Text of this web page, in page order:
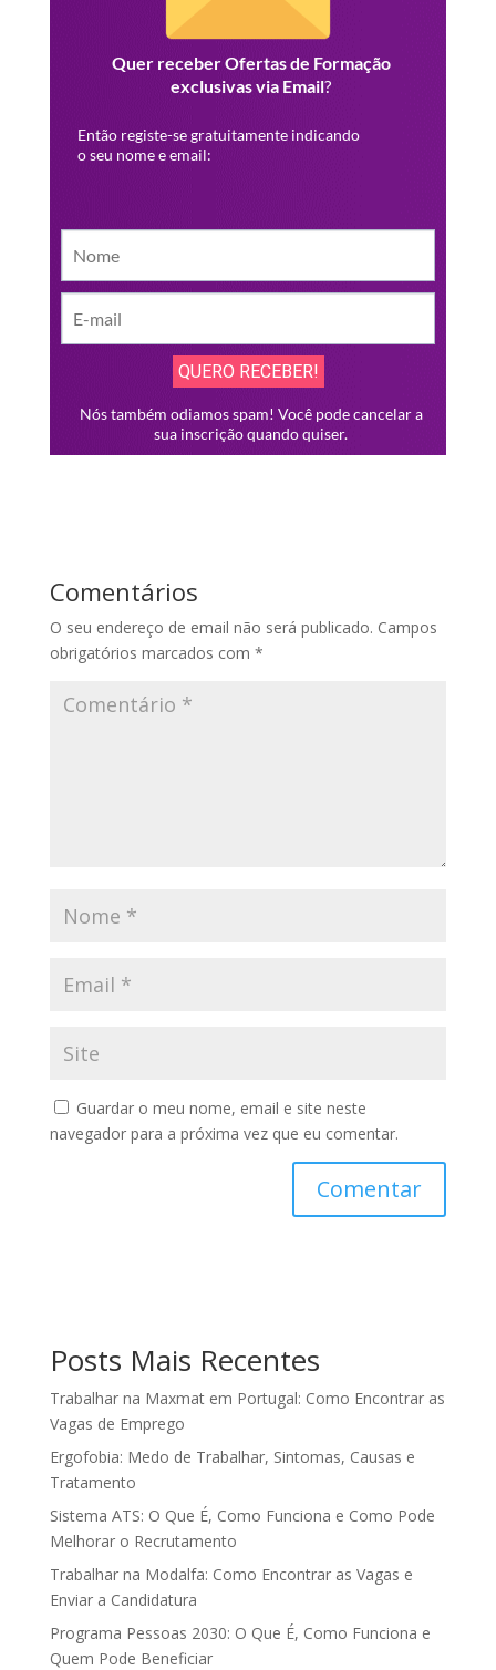
Comentários
O seu endereço de email não será publicado. Campos
obrigatórios marcados com *
Guardar o meu nome, email e site neste
navegador para a próxima vez que eu comentar.
Posts Mais Recentes
Trabalhar na Maxmat em Portugal: Como Encontrar as
Vagas de Emprego
Ergofobia: Medo de Trabalhar, Sintomas, Causas e
Tratamento
Sistema ATS: O Que É, Como Funciona e Como Pode
Melhorar o Recrutamento
Trabalhar na Modalfa: Como Encontrar as Vagas e
Enviar a Candidatura
Programa Pessoas 2030: O Que É, Como Funciona e
Quem Pode Beneficiar